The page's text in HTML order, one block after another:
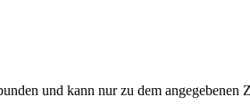
und kann nur zu dem